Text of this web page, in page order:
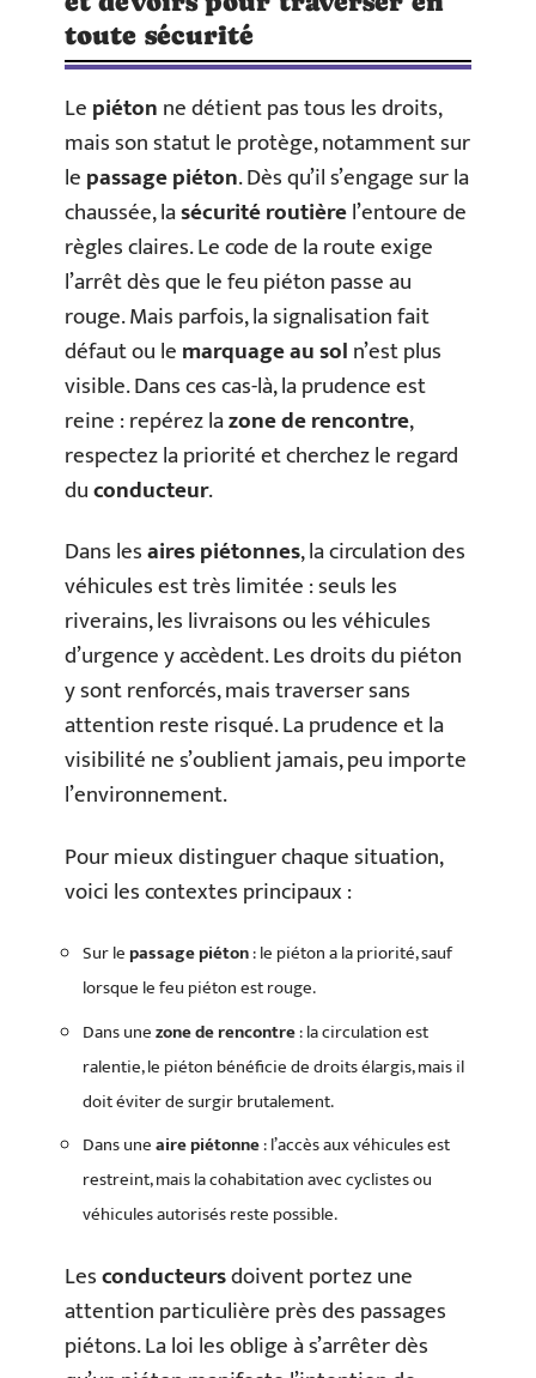
toute sécurité
Lepiétonne détient pas tous les droits,
mais son statut le protège, notamment sur
lepassage piéton. Dès qu’il s’engage sur la
chaussée, lasécurité routièrel’entoure de
règles claires. Le code de la route exige
l’arrêt dès que le feu piéton passe au
rouge. Mais parfois, la signalisation fait
défaut ou lemarquage au soln’est plus
visible. Dans ces cas-là, la prudence est
reine : repérez lazone de rencontre,
respectez la priorité et cherchez le regard
duconducteur.
Dans lesaires piétonnes, la circulation des
véhicules est très limitée : seuls les
riverains, les livraisons ou les véhicules
d’urgence y accèdent. Les droits du piéton
y sont renforcés, mais traverser sans
attention reste risqué. La prudence et la
visibilité ne s’oublient jamais, peu importe
l’environnement.
Pour mieux distinguer chaque situation,
voici les contextes principaux :
Sur lepassage piéton: le piéton a la priorité, sauf
lorsque le feu piéton est rouge.
Dans unezone de rencontre: la circulation est
ralentie, le piéton bénéficie de droits élargis, mais il
doit éviter de surgir brutalement.
Dans uneaire piétonne: l’accès aux véhicules est
restreint, mais la cohabitation avec cyclistes ou
véhicules autorisés reste possible.
Lesconducteursdoivent portez une
attention particulière près des passages
piétons. La loi les oblige à s’arrêter dès